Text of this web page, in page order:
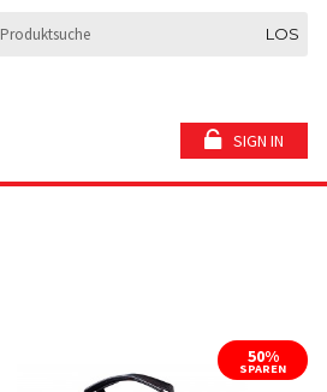
LOS
SIGN IN
50%
SPAREN